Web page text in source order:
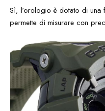
Sì, l’orologio è dotato di una
permette di misurare con